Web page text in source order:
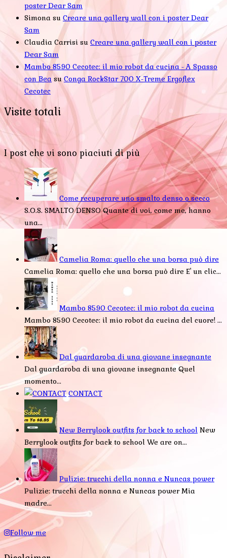
poster Dear Sam
Simona su Creare una gallery wall con i poster Dear
Sam
Claudia Carrisi su Creare una gallery wall con i poster
Dear Sam
Mambo 8590 Cecotec: il mio robot da cucina - A Spasso
con Bea su Conga RockStar 700 X-Treme Ergoflex
Cecotec
Visite totali
I post che vi sono piaciuti di più
Come recuperare uno smalto denso o secco
S.O.S. SMALTO DENSO Quante di voi, come me, hanno
una...
Camelia Roma: quello che una borsa può dire
Camelia Roma: quello che una borsa può dire E' un clic...
Mambo 8590 Cecotec: il mio robot da cucina
Mambo 8590 Cecotec: il mio robot da cucina del cuore! ...
Dal guardaroba di una giovane insegnante
Dal guardaroba di una giovane insegnante Quel
momento...
CONTACT
New Berrylook outfits for back to school New
Berrylook outfits for back to school We are on...
Pulizie: trucchi della nonna e Nuncas power
Pulizie: trucchi della nonna e Nuncas power Mia
madre...
Follow me